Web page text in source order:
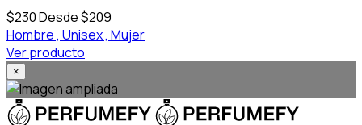
$230Desde $209
Hombre , Unisex , Mujer
Ver producto
×